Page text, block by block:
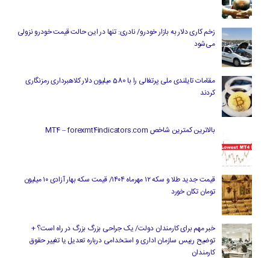
زخم کاری دلار به بازار خودرو/ نادری: تنها در این حالت قیمت خودرو نزولی
می‌شود
مقامات تایلندی ملی پرتغالی را با 580 میلیون دلار کلاهبرداری رمزنگاری
کردند
بالاترین کمترین شاخص MT4 – forexmt4indicators.com
قیمت جدید طلا و سکه ۱۲ مهرماه ۱۴۰۴/ قیمت سکه بهار آزادی ۱۰ میلیون
تومان تکان خورد
خبر مهم برای کارمندان دولت/ یک جراحی بزرگ بزرگ در راه است؟ +
توضیح رییس سازمان اداری و استخدامی درباره تعدیل یا تغییر حقوق
کارمندان